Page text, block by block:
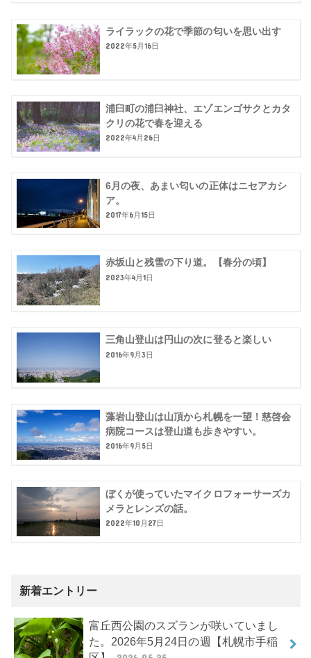
ライラックの花で季節の匂いを思い出す
2022年5月16日
浦臼町の浦臼神社、エゾエンゴサクとカタ
クリの花で春を迎える
2022年4月26日
6月の夜、あまい匂いの正体はニセアカシ
ア。
2017年6月15日
赤坂山と残雪の下り道。【春分の頃】
2023年4月1日
三角山登山は円山の次に登ると楽しい
2016年9月3日
藻岩山登山は山頂から札幌を一望！慈啓会
病院コースは登山道も歩きやすい。
2016年9月5日
ぼくが使っていたマイクロフォーサーズカ
メラとレンズの話。
2022年10月27日
新着エントリー
富丘西公園のスズランが咲いていまし
た。2026年5月24日の週【札幌市手稲